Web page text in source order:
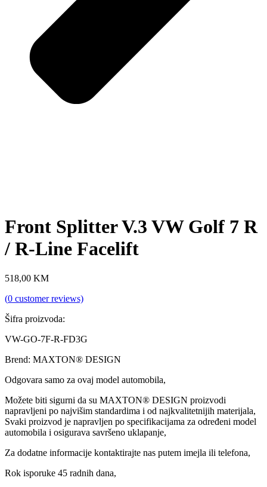
Front Splitter V.3 VW Golf 7 R
/ R-Line Facelift
518,00 KM
(0 customer reviews)
Šifra proizvoda:
VW-GO-7F-R-FD3G
Brend: MAXTON® DESIGN
Odgovara samo za ovaj model automobila,
Možete biti sigurni da su MAXTON® DESIGN proizvodi
napravljeni po najvišim standardima i od najkvalitetnijih materijala,
Svaki proizvod je napravljen po specifikacijama za određeni model
automobila i osigurava savršeno uklapanje,
Za dodatne informacije kontaktirajte nas putem imejla ili telefona,
Rok isporuke 45 radnih dana,